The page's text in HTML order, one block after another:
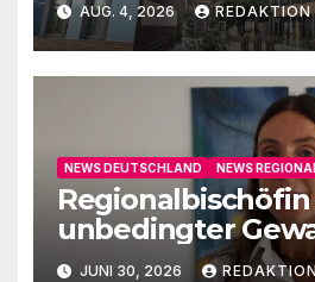
AUG. 4, 2026 REDAKTION
NEWS DEUTSCHLAND NEWS
unbedingter
aufJUNI 30, 2026 REDAKTION